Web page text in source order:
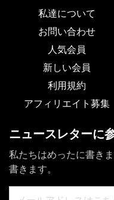
私達について
お問い合わせ
人気会員
新しい会員
利用規約
アフィリエイト募集
ニュースレターに
私たちはめったに書き
書きます。